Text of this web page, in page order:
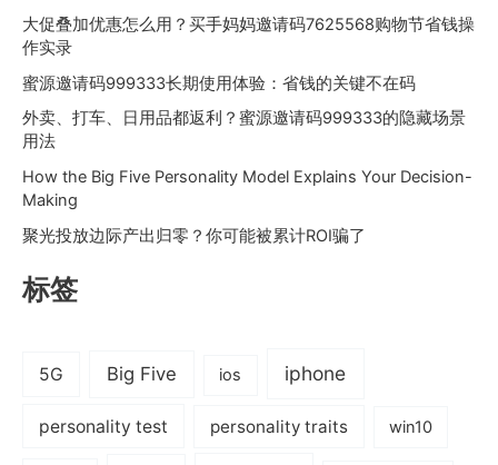
大促叠加优惠怎么用？买手妈妈邀请码7625568购物节省钱操
作实录
蜜源邀请码999333长期使用体验：省钱的关键不在码
外卖、打车、日用品都返利？蜜源邀请码999333的隐藏场景
用法
How the Big Five Personality Model Explains Your Decision-
Making
聚光投放边际产出归零？你可能被累计ROI骗了
标签
5G Big Five ios iphone
personality test personality traits win10